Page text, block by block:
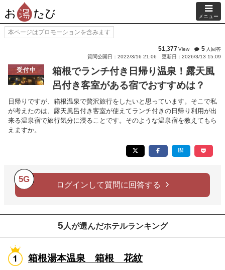
メニュー
本ページはプロモーションを含みます
51,377View 5 人回答
質問公開日：2022/3/16 21:06
更新日：2026/3/13 15:09
受付中
箱根でランチ付き日帰り温泉！露天風
呂付き客室がある宿でおすすめは？
日帰りですが、箱根温泉で贅沢旅行をしたいと思っています。そこで私
が考えたのは、露天風呂付き客室が使えてランチ付きの日帰り利用が出
来る温泉宿で旅行気分に浸ることです。そのような温泉宿を教えてもら
えますか。
5G
ログインして質問に回答する
5 人が選んだホテルランキング
箱根湯本温泉 箱根 花紋